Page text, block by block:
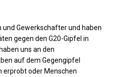
Gewerkschafter und haben
gegen den G20-Gipfel in
uns an den
auf dem Gegengipfel
erprobt oder Menschen